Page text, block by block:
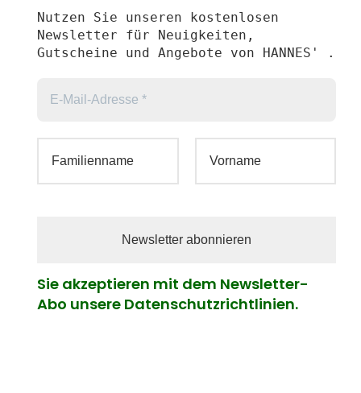
Nutzen Sie unseren kostenlosen
Newsletter für Neuigkeiten,
Gutscheine und Angebote von HANNES' .
Sie akzeptieren mit dem Newsletter-
Abo unsere Datenschutzrichtlinien.